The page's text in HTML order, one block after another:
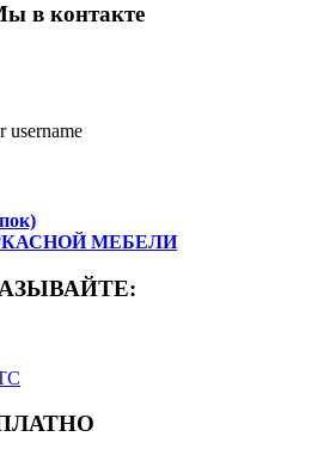
в контакте
username
МЕБЕЛИ